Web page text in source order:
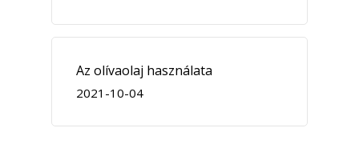
Az olívaolaj használata
2021-10-04